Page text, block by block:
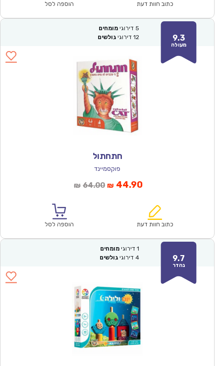
₪176.00.
כתוב חוות דעת הוספה לסל
9.3
מעולה
5 דירוגי מומחים
12 דירוגי גולשים
חתחתול
פוקסמיינד
₪ 64.00המחיר
₪64.00.
₪ 44.90המחיר
הוא:
כתוב חוות דעת הוספה לסל
9.7
נהדר
1 דירוגי מומחים
4 דירוגי גולשים